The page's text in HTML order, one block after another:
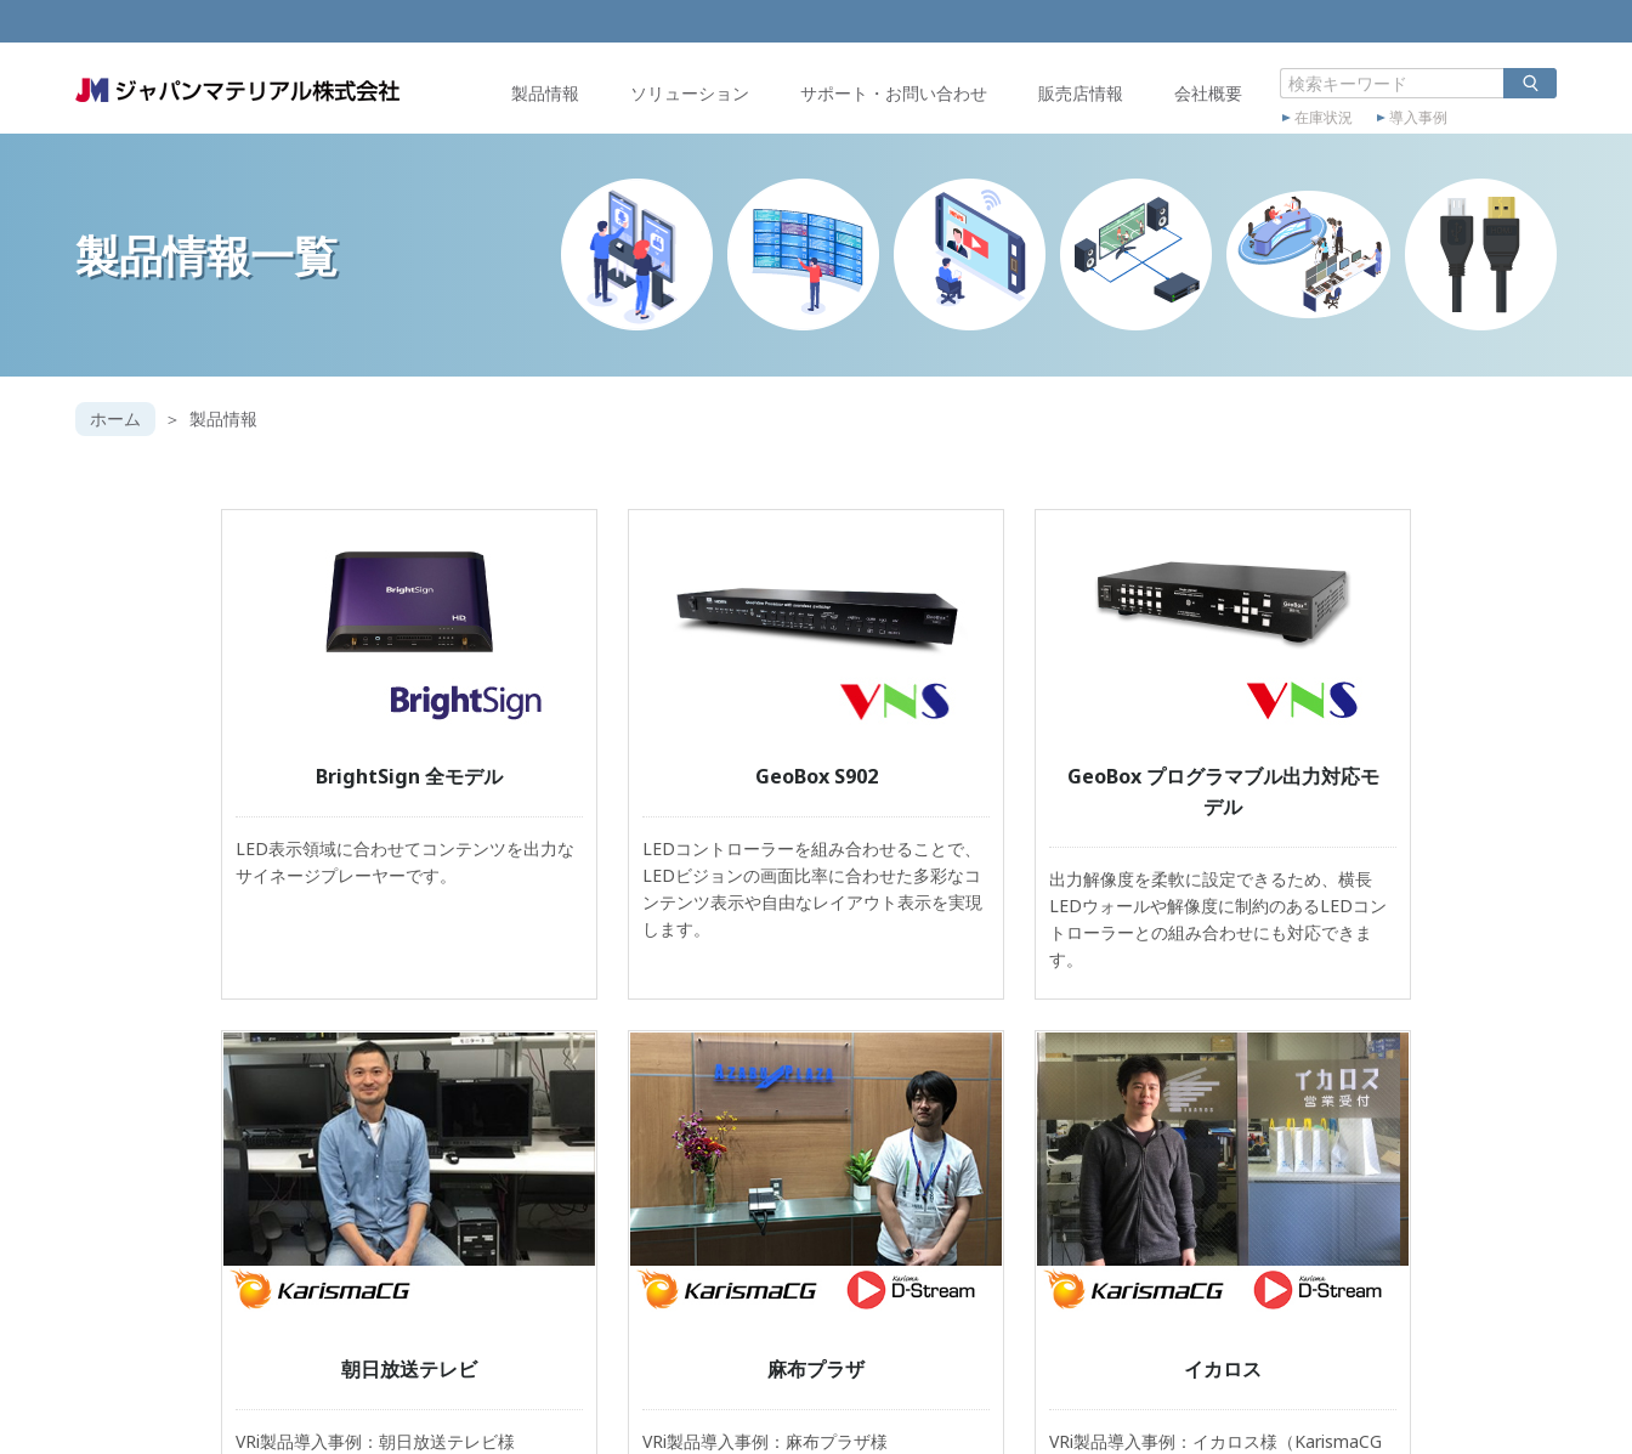
製品情報 ソリューション サポート・お問い合わせ 販売店情報 会社概要
在庫状況 導入事例
製品情報一覧
ホーム 製品情報
BrightSign 全モデル
LED表示領域に合わせてコンテンツを出力な
サイネージプレーヤーです。
GeoBox S902
LEDコントローラーを組み合わせることで、
LEDビジョンの画面比率に合わせた多彩なコ
ンテンツ表示や自由なレイアウト表示を実現
します。
GeoBox プログラマブル出力対応モ
デル
出力解像度を柔軟に設定できるため、横長
LEDウォールや解像度に制約のあるLEDコン
トローラーとの組み合わせにも対応できま
す。
朝日放送テレビ
VRi製品導入事例：朝日放送テレビ様
麻布プラザ
VRi製品導入事例：麻布プラザ様
イカロス
VRi製品導入事例：イカロス様（KarismaCG